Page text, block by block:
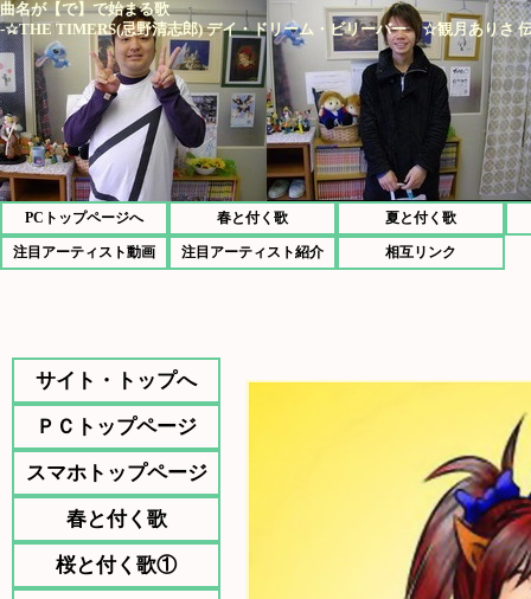
曲名が【で】で始まる歌
-☆THE TIMERS(忌野清志郎) デイ・ドリーム・ビリーバー ☆観月ありさ
PCトップページへ 春と付く歌 夏と付く歌
注目アーティスト動画 注目アーティスト紹介 相互リンク
サイト・トップへ
ＰＣトップページ
スマホトップページ
春と付く歌
桜と付く歌①